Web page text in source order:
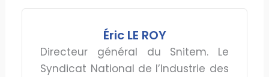
Éric LE ROY
Directeur général du Snitem. Le
Syndicat National de l’Industrie des